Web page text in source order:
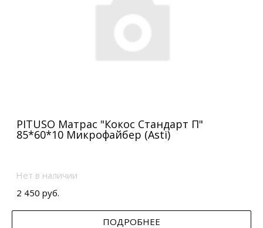
PITUSO Матрас "Кокос Стандарт П"
85*60*10 Микрофайбер (Asti)
Нет в наличии
2 450 руб.
ПОДРОБНЕЕ